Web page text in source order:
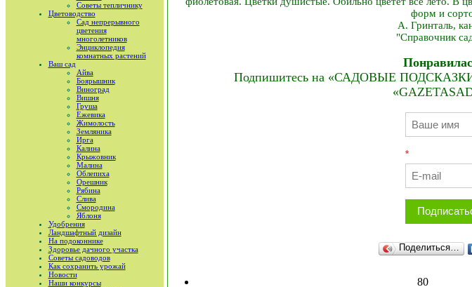
Советы тепличнику
Цветоводство
Сад непрерывного
цветения
многолетников
Энциклопедия
комнатных растений
Ваш сад
Айва
Боярышник
Виноград
Вишня
Груша
Ежевика
Жимолость
Земляника
Ирга
Калина
Крыжовник
Малина
Облепиха
Орешник
Рябина
Слива
Смородина
Яблоня
Удобрения
Ландшафтный дизайн
На подоконнике
Здоровье дачного участка
Советы садоводов
Как сохранить урожай
Новости
Наши конкурсы
форм и
А. Гринталь,
"Справочник
Подпишитесь на «САДОВЫЕ ПОДСКАЗКИ»
*
Поделиться…
80